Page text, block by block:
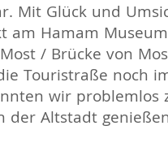
Mit Glück und
am Hamam
/ Brücke von
Touristraße noch
wir problemlos
der Altstadt